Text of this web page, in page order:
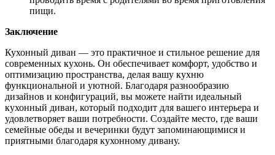
пищи.
Заключение
Кухонный диван — это практичное и стильное решение для
современных кухонь. Он обеспечивает комфорт, удобство и
оптимизацию пространства, делая вашу кухню
функциональной и уютной. Благодаря разнообразию
дизайнов и конфигураций, вы можете найти идеальный
кухонный диван, который подходит для вашего интерьера и
удовлетворяет ваши потребности. Создайте место, где ваши
семейные обеды и вечеринки будут запоминающимися и
приятными благодаря кухонному дивану.